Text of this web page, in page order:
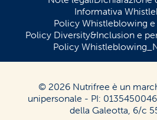
Informativa
Policy Whistleblowing e
Policy Diversity&Inclusion e
Policy
© 2026 Nutrifree è un
unipersonale - PI:
della Galeotta, 6/c